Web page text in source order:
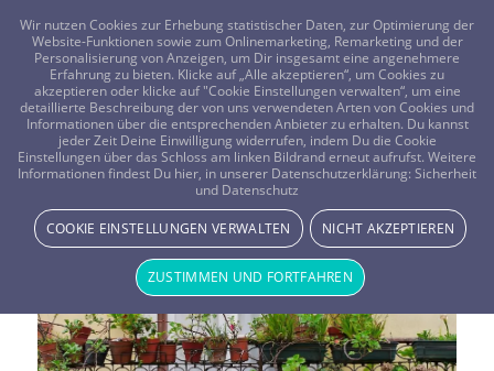
FRAGEN? KOSTENLOS ANRUFEN: 0800-8478266
Traumdeutung – Balkon
TRAUMWELT & BEDEUTUNG
Wir nutzen Cookies zur Erhebung statistischer Daten, zur Optimierung der
Website-Funktionen sowie zum Onlinemarketing, Remarketing und der
Personalisierung von Anzeigen, um Dir insgesamt eine angenehmere
Erfahrung zu bieten. Klicke auf „Alle akzeptieren“, um Cookies zu
akzeptieren oder klicke auf "Cookie Einstellungen verwalten“, um eine
detaillierte Beschreibung der von uns verwendeten Arten von Cookies und
Informationen über die entsprechenden Anbieter zu erhalten. Du kannst
jeder Zeit Deine Einwilligung widerrufen, indem Du die Cookie
Einstellungen über das Schloss am linken Bildrand erneut aufrufst. Weitere
Informationen findest Du hier, in unserer Datenschutzerklärung: Sicherheit
und Datenschutz
COOKIE EINSTELLUNGEN VERWALTEN NICHT AKZEPTIEREN
ZUSTIMMEN UND FORTFAHREN